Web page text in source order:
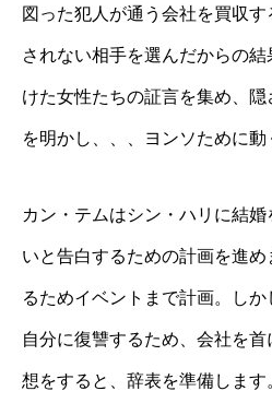
図った犯人が通う会社を買収
されない相手を選んだからの
けた女性たちの証言を集め、
を明かし、、、ヨンソために動
カン・テムはシン・ハリに結
いと告白するための計画を進
るためイベントまで計画。し
自分に復讐するため、会社を
想をすると、辞表を準備しま